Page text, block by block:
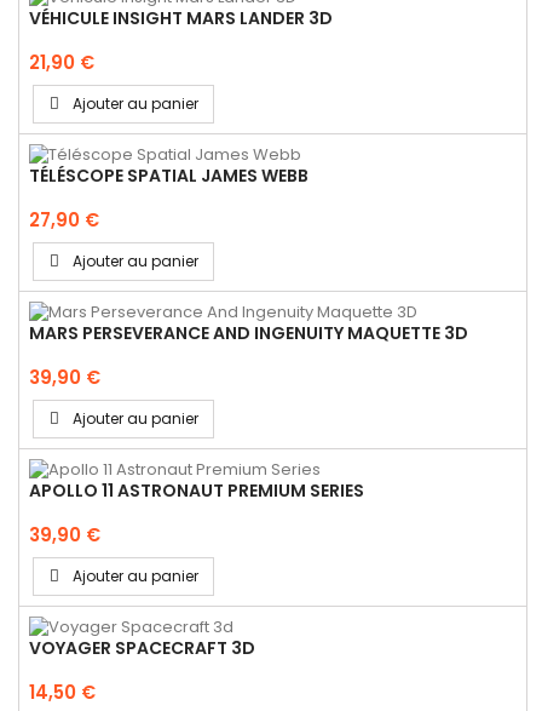
VÉHICULE INSIGHT MARS LANDER 3D
21,90 €
Ajouter au panier
TÉLÉSCOPE SPATIAL JAMES WEBB
27,90 €
Ajouter au panier
MARS PERSEVERANCE AND INGENUITY MAQUETTE 3D
39,90 €
Ajouter au panier
APOLLO 11 ASTRONAUT PREMIUM SERIES
39,90 €
Ajouter au panier
VOYAGER SPACECRAFT 3D
14,50 €